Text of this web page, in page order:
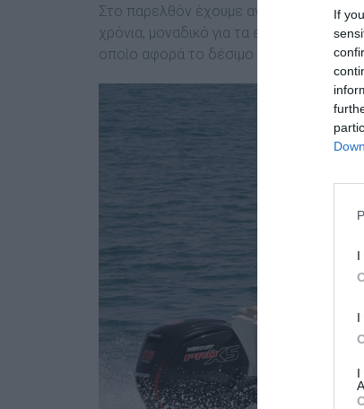
If
I
I
I
Στο παρελθόν έχουµε αναφερθεί ξανά
χρόνια, µοναδικό για τα ελληνικά
οποίο αφορά το δέσιµο του σκάφους και